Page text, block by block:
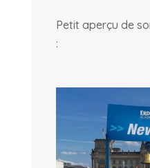
Petit aperçu de
: